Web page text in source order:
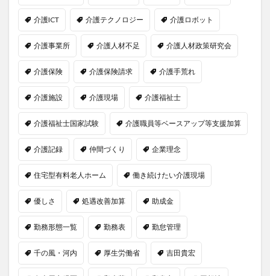
介護ICT 介護テクノロジー 介護ロボット
介護事業所 介護人材不足 介護人材政策研究会
介護保険 介護保険請求 介護手荒れ
介護施設 介護現場 介護福祉士
介護福祉士国家試験 介護職員等ベースアップ等支援加算
介護記録 仲間づくり 企業理念
住宅型有料老人ホーム 働き続けたい介護現場
優しさ 処遇改善加算 助成金
勤務形態一覧 勤務表 勤怠管理
千の風・河内 厚生労働省 吉田貴宏